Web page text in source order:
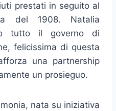
prestati in seguito al
del 1908. Natalia
tutto il governo di
felicissima di questa
una partnership
un prosieguo.
nata su iniziativa